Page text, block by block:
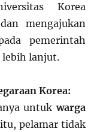
Korea
mengajukan
pemerintah
lebih lanjut.
Korea:
untukwarga
pelamar tidak